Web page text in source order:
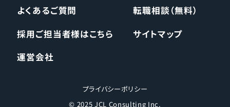
よくあるご質問
転職相談（無料）
採用ご担当者様はこちら
サイトマップ
運営会社
プライバシーポリシー
© 2025 JCL Consulting Inc.